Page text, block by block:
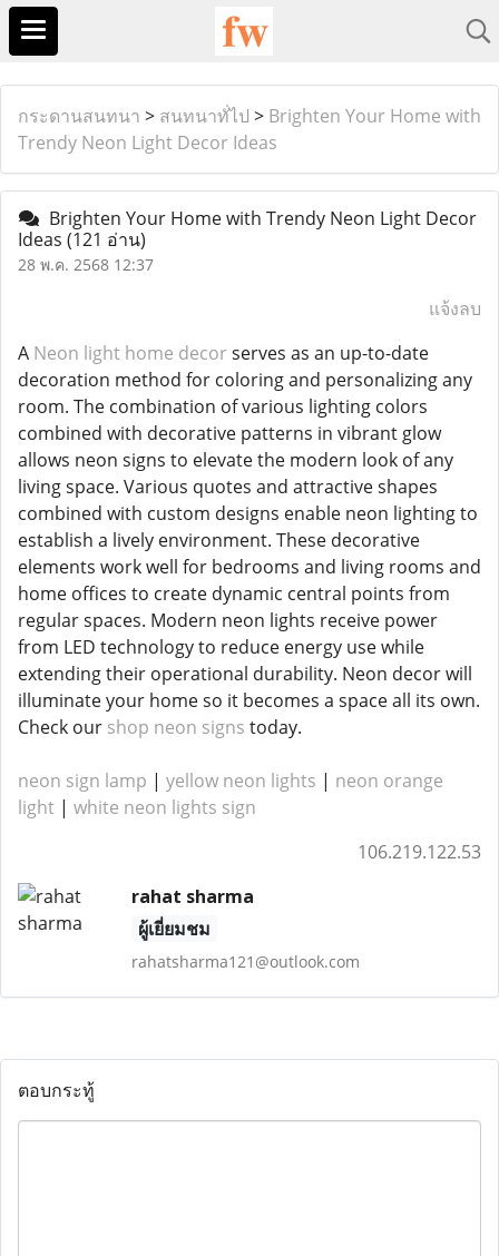
กระดานสนทนา > สนทนาทั่ไป > Brighten Your Home with
Trendy Neon Light Decor Ideas
Brighten Your Home with Trendy Neon Light Decor
Ideas (121 อ่าน)
28 พ.ค. 2568 12:37
แจ้งลบ
A Neon light home decor serves as an up-to-date
decoration method for coloring and personalizing any
room. The combination of various lighting colors
combined with decorative patterns in vibrant glow
allows neon signs to elevate the modern look of any
living space. Various quotes and attractive shapes
combined with custom designs enable neon lighting to
establish a lively environment. These decorative
elements work well for bedrooms and living rooms and
home offices to create dynamic central points from
regular spaces. Modern neon lights receive power
from LED technology to reduce energy use while
extending their operational durability. Neon decor will
illuminate your home so it becomes a space all its own.
Check our shop neon signs today.
neon sign lamp | yellow neon lights | neon orange
light | white neon lights sign
106.219.122.53
rahat sharma
ผู้เยี่ยมชม
rahatsharma121@outlook.com
ตอบกระทู้